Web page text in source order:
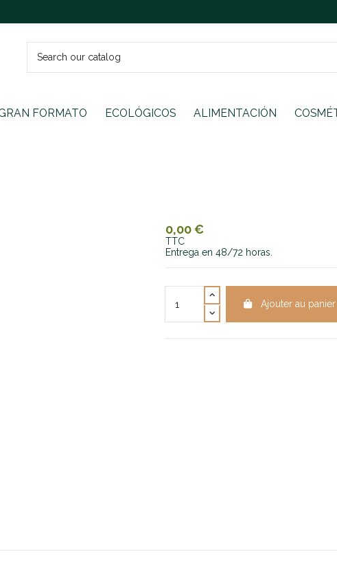
FORMATO ECOLÓGICOS ALIMENTACIÓN
0,00 €
TTC
Entrega en 48/72 horas.
Ajouter au panier